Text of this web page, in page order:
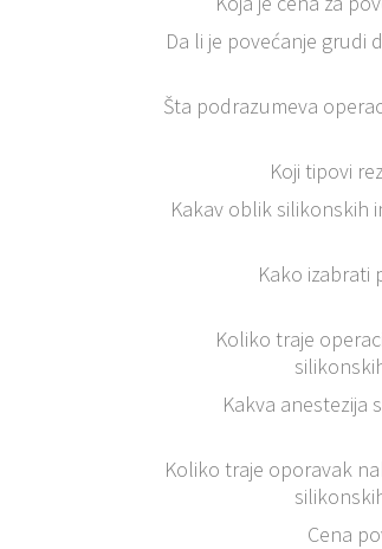
Da li je povećanje grudi
Šta podrazumeva
Koji tipovi
Kakav oblik silikonskih
Kako izabrati
Koliko traje
Kakva anestezija
Koliko traje oporavak
Cena